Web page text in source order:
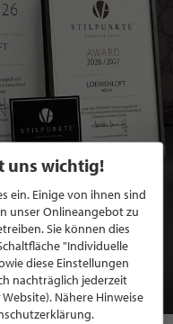
EINE GRATIS
uns wichtig!
ein. Einige von ihnen sind
unser Onlineangebot zu
Sie können dies
"Individuelle
diese Einstellungen
nachträglich jederzeit
Nähere Hinweise